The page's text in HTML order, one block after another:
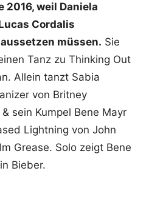
2016, weil Daniela
Cordalis
müssen. Sie
Tanz zu Thinking Out
Allein tanzt Sabia
von Britney
sein Kumpel Bene Mayr
Lightning von John
Grease. Solo zeigt Bene
Bieber.